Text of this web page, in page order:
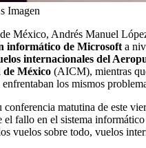
Imagen
México, Andrés Manuel
informático de Microsoft a
internacionales del
de México (AICM), mientras
los mismos
conferencia matutina de este
el fallo en el sistema informático
vuelos sobre todo, vuelos